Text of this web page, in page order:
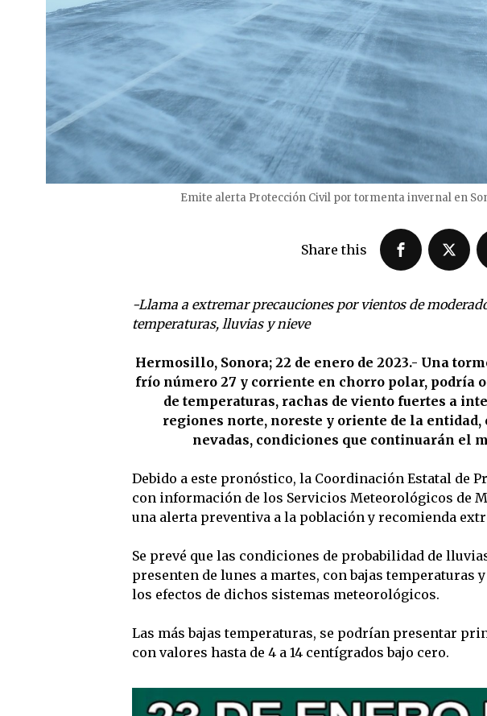
Emite alerta Protección Civil por tormenta invernal en
Share this
-Llama a extremar precauciones por vientos de
temperaturas, lluvias y nieve
Hermosillo, Sonora; 22 de enero de 2023.- Una
frío número 27 y corriente en chorro polar, podría
de temperaturas, rachas de viento fuertes a
regiones norte, noreste y oriente de la
nevadas, condiciones que continuarán el
Debido a este pronóstico, la Coordinación Estatal de
con información de los Servicios Meteorológicos de
una alerta preventiva a la población y recomienda
Se prevé que las condiciones de probabilidad de
presenten de lunes a martes, con bajas temperaturas
los efectos de dichos sistemas meteorológicos.
Las más bajas temperaturas, se podrían presentar
con valores hasta de 4 a 14 centígrados bajo cero.